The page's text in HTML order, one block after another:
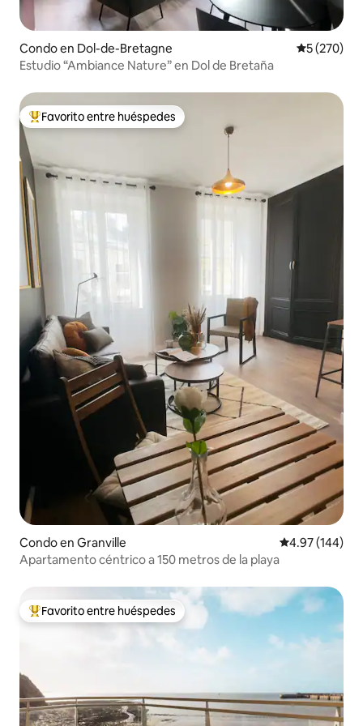
Condo en Dol-de-Bretagne
5 (270)
Estudio “Ambiance Nature” en Dol de Bretaña
Favorito entre huéspedes preferido
Favorito entre huéspedes
Condo en Granville Calificación
4.97 (144)
Apartamento céntrico a 150 metros de la playa
Favorito entre huéspedes preferido
Favorito entre huéspedes